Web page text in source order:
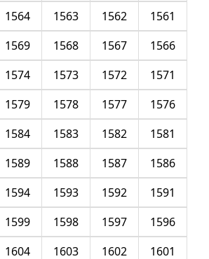
1561
1562
1563
1564
1566
1567
1568
1569
1571
1572
1573
1574
1576
1577
1578
1579
1581
1582
1583
1584
1586
1587
1588
1589
1591
1592
1593
1594
1596
1597
1598
1599
1601
1602
1603
1604